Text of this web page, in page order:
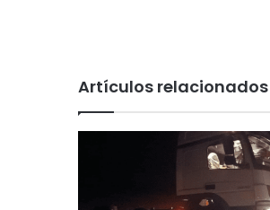
Artículos relacionados